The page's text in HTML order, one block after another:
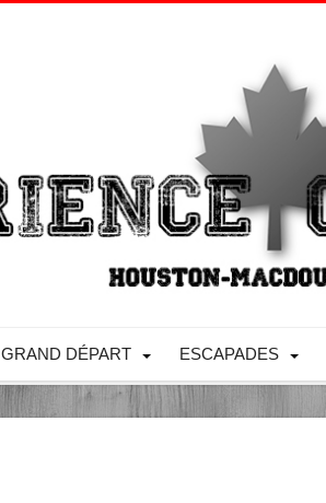
GRAND DÉPART ESCAPADES